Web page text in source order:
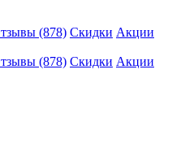
(878) Скидки Акции
(878) Скидки Акции